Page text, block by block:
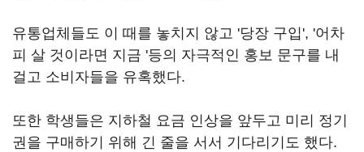
유통업체들도 이 때를 놓치지 않고 '당장 구입', '어차
피 살 것이라면 지금 '등의 자극적인 홍보 문구를 내
걸고 소비자들을 유혹했다.
또한 학생들은 지하철 요금 인상을 앞두고 미리 정기
권을 구매하기 위해 긴 줄을 서서 기다리기도 했다.